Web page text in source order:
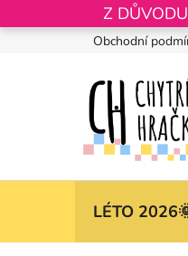
na
Z
Obchodní
LÉTO